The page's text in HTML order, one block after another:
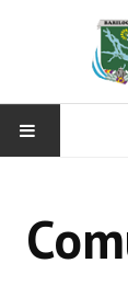
CONCEJO